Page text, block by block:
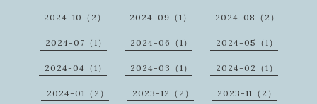
2024-10（2） 2024-09（1） 2024-08（2）
2024-07（1） 2024-06（1） 2024-05（1）
2024-04（1） 2024-03（1） 2024-02（1）
2024-01（2） 2023-12（2） 2023-11（2）